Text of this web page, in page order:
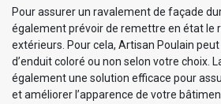
Pour assurer un ravalement de façade
également prévoir de remettre en état le
extérieurs. Pour cela, Artisan Poulain
d’enduit coloré ou non selon votre choix.
également une solution efficace pour
et améliorer l’apparence de votre